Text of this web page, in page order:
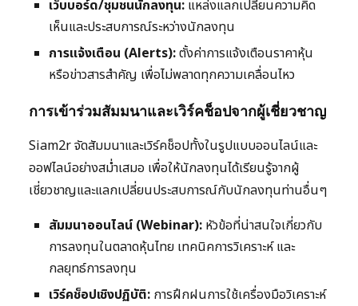
เว็บบอร์ด/ชุมชนนักลงทุน: แหล่งแลกเปลี่ยนความคิด
เห็นและประสบการณ์ระหว่างนักลงทุน
การแจ้งเตือน (Alerts):ตั้งค่าการแจ้งเตือนราคาหุ้น
หรือข่าวสารสำคัญ เพื่อไม่พลาดทุกความเคลื่อนไหว
การเข้าร่วมสัมมนาและเวิร์คช็อปจากผู้เชี่ยวชาญ
Siam2r จัดสัมมนาและเวิร์คช็อปทั้งในรูปแบบออนไลน์และ
ออฟไลน์อย่างสม่ำเสมอ เพื่อให้นักลงทุนได้เรียนรู้จากผู้
เชี่ยวชาญและแลกเปลี่ยนประสบการณ์กับนักลงทุนท่านอื่นๆ
สัมมนาออนไลน์ (Webinar): หัวข้อที่น่าสนใจเกี่ยวกับ
การลงทุนในตลาดหุ้นไทย เทคนิคการวิเคราะห์ และ
กลยุทธ์การลงทุน
เวิร์คช็อปเชิงปฏิบัติ: การฝึกฝนการใช้เครื่องมือวิเคราะห์